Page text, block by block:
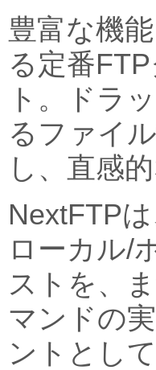
豊富な機
る定番
ト。ドラ
るファイ
し、直感
NextFTP
ローカル/
ストを、
マンドの
ントとし